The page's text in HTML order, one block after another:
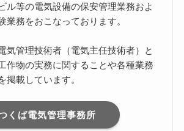
ル等の電気設備の保安管理業務およ
業務をおこなっております。
気管理技術者（電気主任技術者）と
作物の実務に関することや各種業務
掲載しています。
くば電気管理事務所